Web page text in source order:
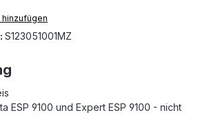
S123051001MZ
ESP 9100 und Expert ESP 9100 - nicht